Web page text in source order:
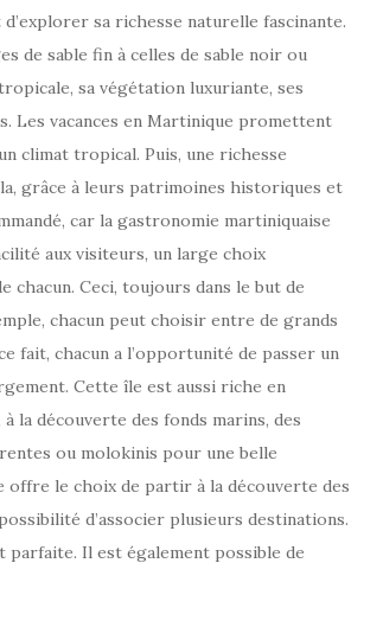
sa richesse naturelle fascinante.
de sable fin à celles de sable noir ou
sa végétation luxuriante, ses
Les vacances en Martinique promettent
climat tropical. Puis, une richesse
grâce à leurs patrimoines historiques et
car la gastronomie martiniquaise
aux visiteurs, un large choix
chacun. Ceci, toujours dans le but de
chacun peut choisir entre de grands
fait, chacun a l’opportunité de passer un
Cette île est aussi riche en
la découverte des fonds marins, des
ou molokinis pour une belle
offre le choix de partir à la découverte des
d’associer plusieurs destinations.
parfaite. Il est également possible de